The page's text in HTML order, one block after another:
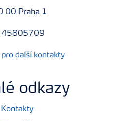
00 Praha 1
45805709
pro další kontakty
odkazy
Kontakty